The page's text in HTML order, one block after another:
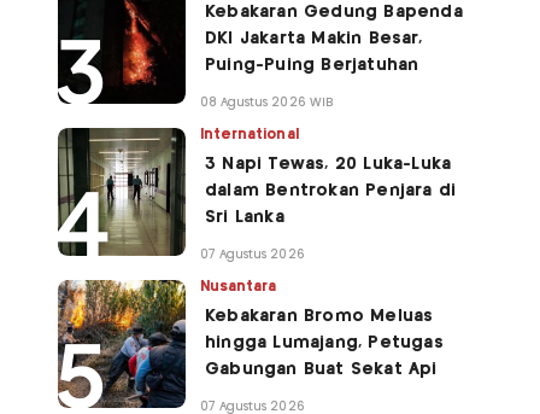
Kebakaran Gedung Bapenda
DKI Jakarta Makin Besar,
Puing-Puing Berjatuhan
08 Agustus 2026 WIB
International
3 Napi Tewas, 20 Luka-Luka
dalam Bentrokan Penjara di
Sri Lanka
07 Agustus 2026
Nusantara
Kebakaran Bromo Meluas
hingga Lumajang, Petugas
Gabungan Buat Sekat Api
07 Agustus 2026